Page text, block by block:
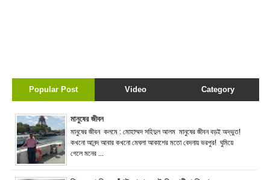
Popular Post Video Category
মানুষের জীবন
মানুষের জীবন কলমে : মোহাম্মদ সহিদুল আলম মানুষের জীবন বড়ই অদ্ভুত!
কখনো আনন্দ আবার কখনো মেঘলা আকাশের মতো বেদনায় ভরপুর! ঘুমিয়ে
গেলে মনের ...